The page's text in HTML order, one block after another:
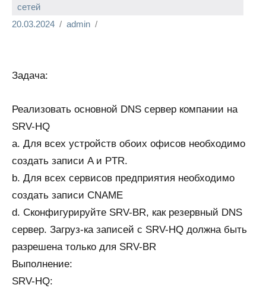
сетей
20.03.2024
admin
Задача:
Реализовать основной DNS сервер компании на
SRV-HQ
a. Для всех устройств обоих офисов необходимо
создать записи A и PTR.
b. Для всех сервисов предприятия необходимо
создать записи CNAME
d. Сконфигурируйте SRV-BR, как резервный DNS
сервер. Загруз-ка записей с SRV-HQ должна быть
разрешена только для SRV-BR
Выполнение:
SRV-HQ: